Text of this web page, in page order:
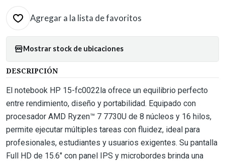
Agregar a la lista de favoritos
Mostrar stock de ubicaciones
DESCRIPCIÓN
El notebook HP 15-fc0022la ofrece un equilibrio perfecto
entre rendimiento, diseño y portabilidad. Equipado con
procesador AMD Ryzen™ 7 7730U de 8 núcleos y 16 hilos,
permite ejecutar múltiples tareas con fluidez, ideal para
profesionales, estudiantes y usuarios exigentes. Su pantalla
Full HD de 15.6" con panel IPS y microbordes brinda una